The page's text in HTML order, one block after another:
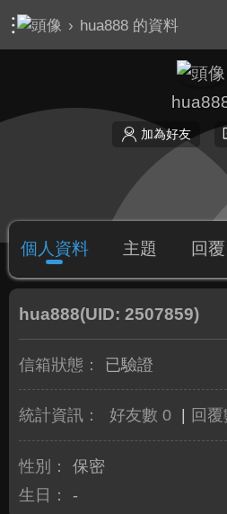
› hua888 的資料
加為好友
個人資料 主題 回覆
hua888(UID: 2507859)
信箱狀態： 已驗證
統計資訊： 好友數 0 回
性別：
保密
生日：
-